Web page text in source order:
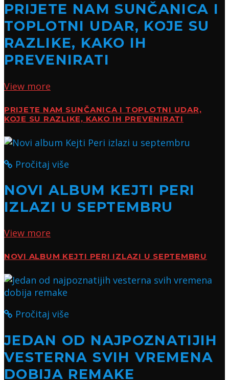
PRIJETE NAM SUNČANICA I
TOPLOTNI UDAR, KOJE SU
RAZLIKE, KAKO IH
PREVENIRATI
View more
PRIJETE NAM SUNČANICA I TOPLOTNI UDAR,
KOJE SU RAZLIKE, KAKO IH PREVENIRATI
Pročitaj više
NOVI ALBUM KEJTI PERI
IZLAZI U SEPTEMBRU
View more
NOVI ALBUM KEJTI PERI IZLAZI U SEPTEMBRU
Pročitaj više
JEDAN OD NAJPOZNATIJIH
VESTERNA SVIH VREMENA
DOBIJA REMAKE